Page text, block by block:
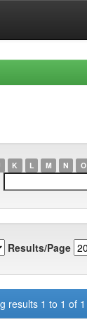
K L M N O
Results/Page
results 1 to 1 of 1